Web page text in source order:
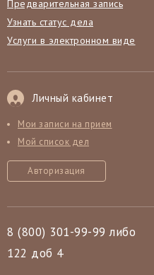
Предварительная запись
Узнать статус дела
Услуги в электронном виде
Личный кабинет
Мои записи на прием
Мой список дел
Авторизация
8 (800) 301-99-99 либо
122 доб 4